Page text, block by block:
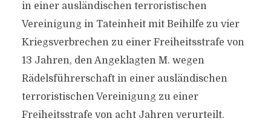
in einer ausländischen terroristischen
Vereinigung in Tateinheit mit Beihilfe zu vier
Kriegsverbrechen zu einer Freiheitsstrafe von
13 Jahren, den Angeklagten M. wegen
Rädelsführerschaft in einer ausländischen
terroristischen Vereinigung zu einer
Freiheitsstrafe von acht Jahren verurteilt.